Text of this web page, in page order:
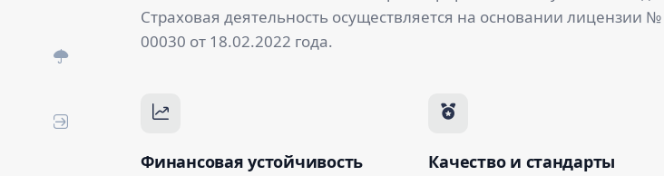
Страховая деятельность осуществляется на основании лицензии №
00030 от 18.02.2022 года.
Финансовая устойчивость Качество и стандарты